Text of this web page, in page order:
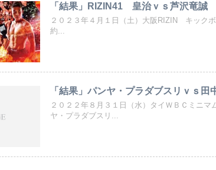
「結果」RIZIN41 皇治ｖｓ芦沢竜誠
２０２３年４月１日（土）大阪RIZIN キック
約...
「結果」パンヤ・プラダブスリｖｓ田
２０２２年８月３１日（水）タイＷＢＣミニ
ヤ・プラダブスリ...